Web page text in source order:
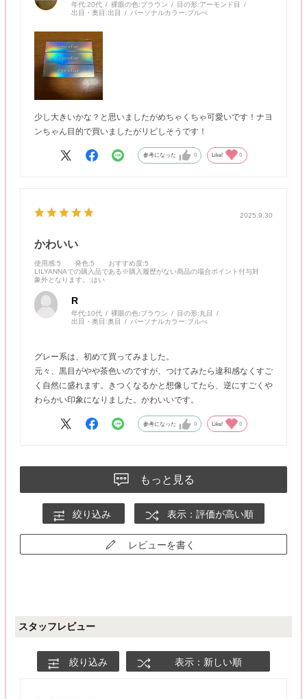
年代:20代 裸眼の色:ブラウン 目の形:アーモンド目
出目・奥目:出目 パーソナルカラー:ブルべ
少し大きいかな？と思いましたがめちゃくちゃ可愛いです！ナヨ
ンちゃん目的で買いましたがリピしそうです！
参考になった 0 Like! 0
2025.9.30
かわいい
使用感:5 発色:5 おすすめ度:5
LILYANNAでの購入品である※購入履歴がない商品の場合ポイント付与対
象外となります。
:はい
R
年代:10代 裸眼の色:ブラウン 目の形:丸目
出目・奥目:奥目 パーソナルカラー:ブルべ
グレー系は、初めて買ってみました。
元々、黒目がやや茶色いのですが、つけてみたら違和感なくすご
く自然に盛れます。きつくなるかと想像してたら、逆にすごくや
わらかい印象になりました。かわいいです。
参考になった 0 Like! 0
もっと見る
絞り込み 表示：評価が高い順
レビューを書く
スタッフレビュー
絞り込み 表示：新しい順